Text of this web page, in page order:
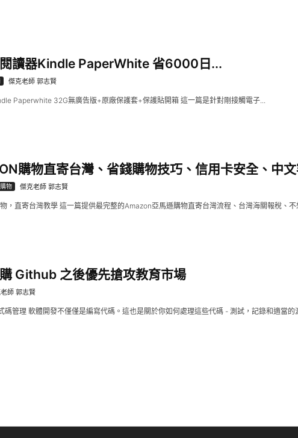
讀器Kindle PaperWhite 省6000日...
傑克老師 郭志賢
Paperwhite 32G無廣告版+原廠保護套+保護貼開箱 這一篇是針對剛接觸電子...
購物直寄台灣、省錢購物技巧、信用卡安全、中
物 傑克老師 郭志賢
，直寄台灣教學 這一篇提供最完整的Amazon亞馬遜購物直寄台灣流程、台灣海關報稅、不
Github 之後優先搶攻教育市場
師 郭志賢
碼管理 軟體開發不僅僅是編寫代碼。這也是關於你如何處理這些代碼 - 測試，記錄和適當的